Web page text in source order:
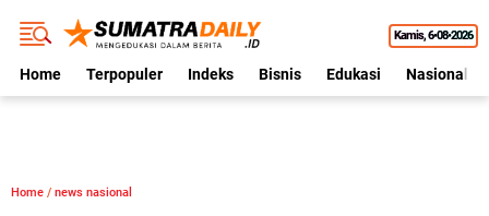
Kamis 6•08•2026
Home Terpopuler Indeks Bisnis Edukasi Nasional
Home / news nasional